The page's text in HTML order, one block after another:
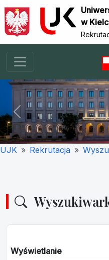
w
Previous
UJK Rekrutacja
Wyświetlanie